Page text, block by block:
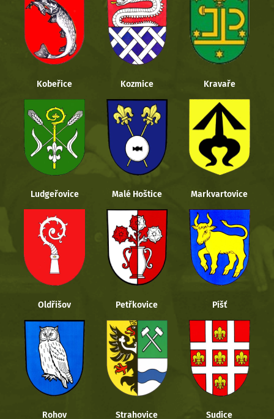
Kobeřice Kozmice Kravaře
Ludgeřovice Malé Hoštice Markvartovice
Oldřišov Petřkovice Píšť
Rohov Strahovice Sudice